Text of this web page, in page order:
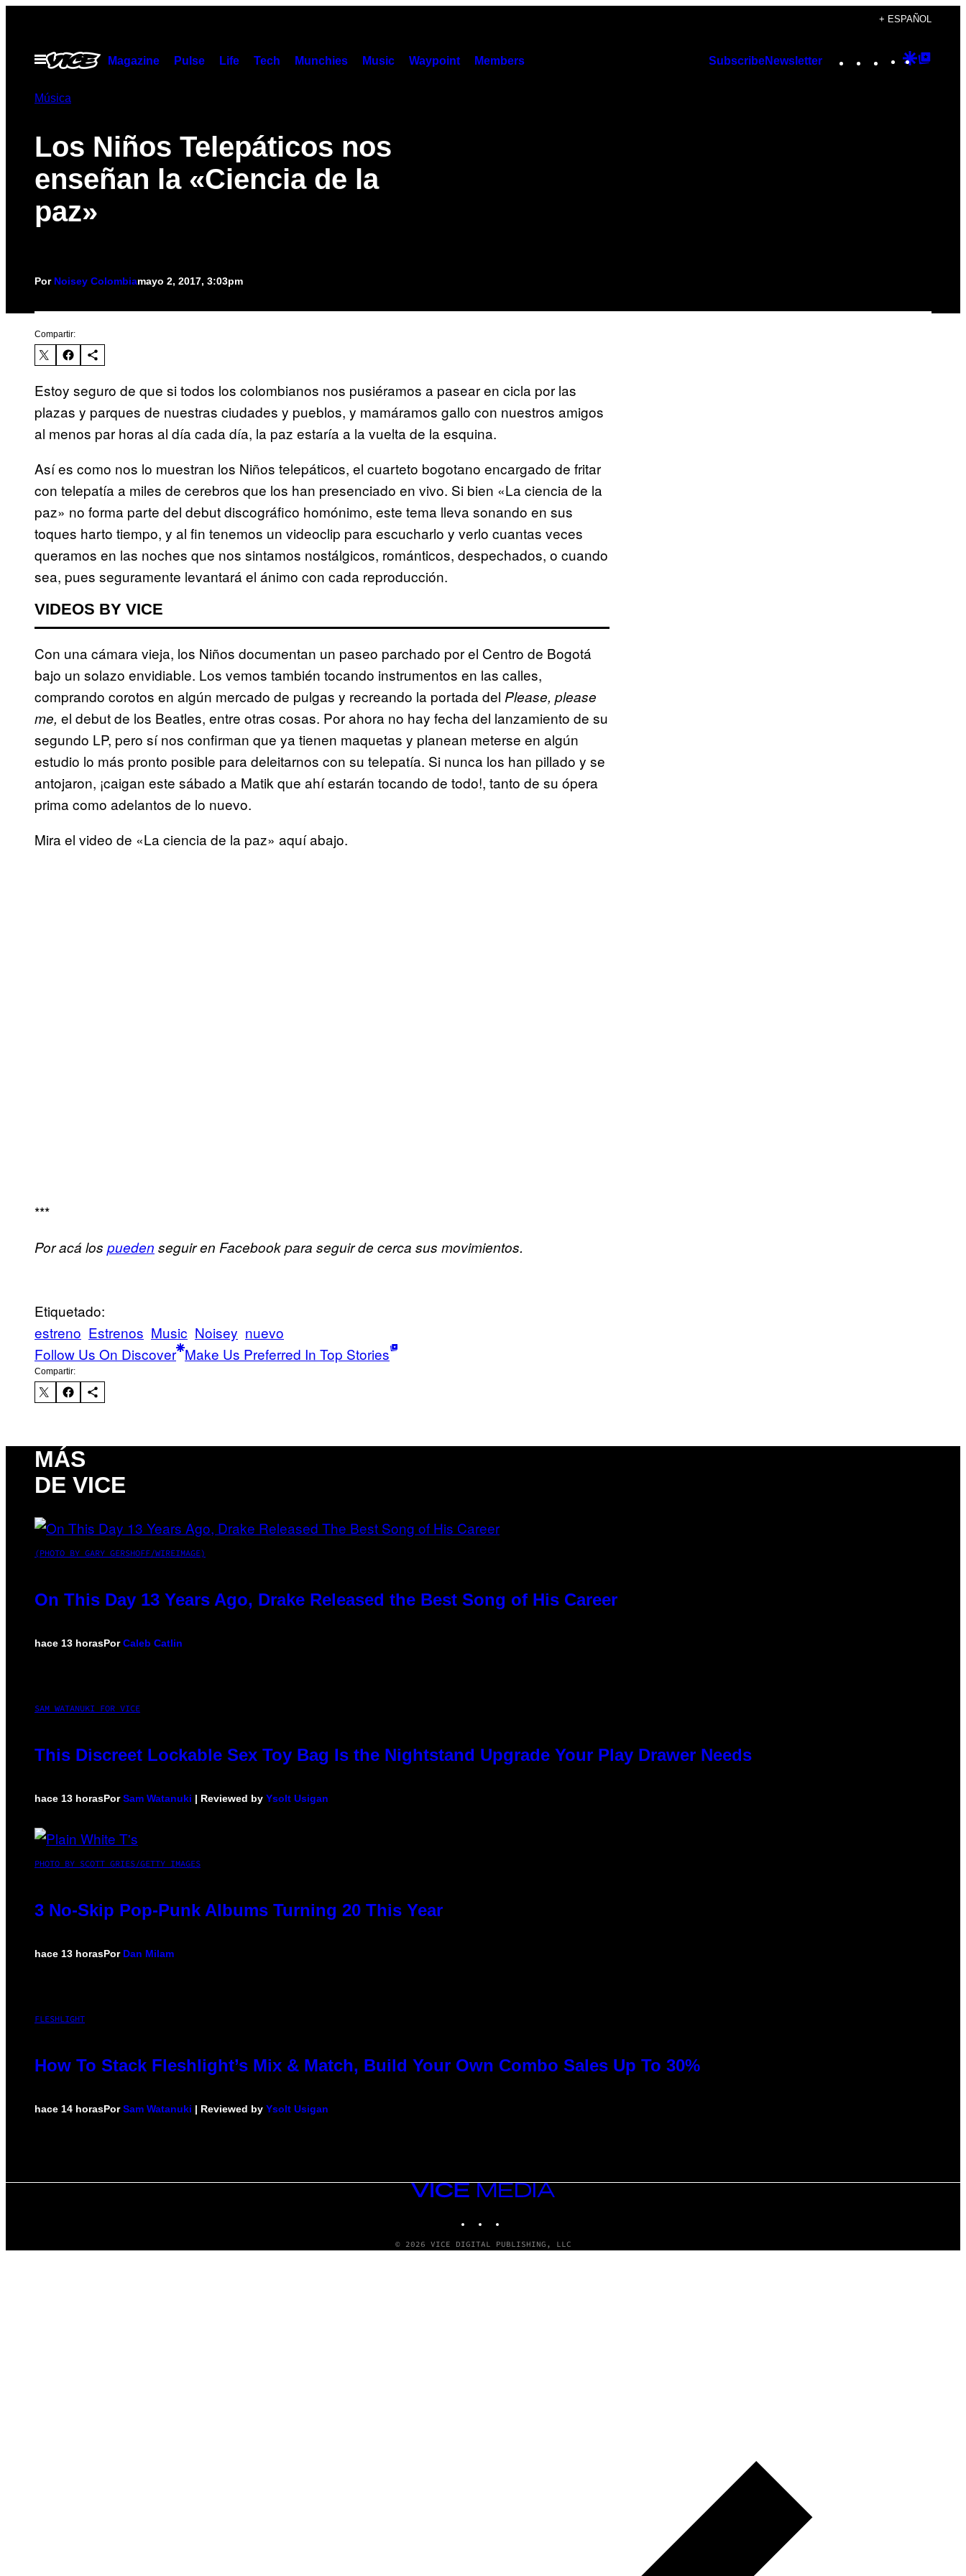
contenido
+ ESPAÑOL
Abrir
Menú
Magazine Pulse Life Tech Munchies Music Waypoint Members SubscribeNewsletter Instagram
TikTok
YouTube
Google
Música
Los Niños Telepáticos nos
enseñan la «Ciencia de la
paz»
Por Noisey Colombiamayo 2, 2017, 3:03pm
Compartir:
Estoy seguro de que si todos los colombianos nos pusiéramos a pasear en cicla por las
plazas y parques de nuestras ciudades y pueblos, y mamáramos gallo con nuestros amigos
al menos par horas al día cada día, la paz estaría a la vuelta de la esquina.
Así es como nos lo muestran los Niños telepáticos, el cuarteto bogotano encargado de fritar
con telepatía a miles de cerebros que los han presenciado en vivo. Si bien «La ciencia de la
paz» no forma parte del debut discográfico homónimo, este tema lleva sonando en sus
toques harto tiempo, y al fin tenemos un videoclip para escucharlo y verlo cuantas veces
queramos en las noches que nos sintamos nostálgicos, románticos, despechados, o cuando
sea, pues seguramente levantará el ánimo con cada reproducción.
VIDEOS BY VICE
Con una cámara vieja, los Niños documentan un paseo parchado por el Centro de Bogotá
bajo un solazo envidiable. Los vemos también tocando instrumentos en las calles,
comprando corotos en algún mercado de pulgas y recreando la portada del Please, please
me, el debut de los Beatles, entre otras cosas. Por ahora no hay fecha del lanzamiento de su
segundo LP, pero sí nos confirman que ya tienen maquetas y planean meterse en algún
estudio lo más pronto posible para deleitarnos con su telepatía. Si nunca los han pillado y se
antojaron, ¡caigan este sábado a Matik que ahí estarán tocando de todo!, tanto de su ópera
prima como adelantos de lo nuevo.
Mira el video de «La ciencia de la paz» aquí abajo.
***
Por acá los pueden seguir en Facebook para seguir de cerca sus movimientos.
Etiquetado:
estreno Estrenos Music Noisey nuevo
Follow Us On Discover Make Us Preferred In Top Stories
Compartir:
MÁS
DE VICE
(PHOTO BY GARY GERSHOFF/WIREIMAGE)
On This Day 13 Years Ago, Drake Released the Best Song of His Career
hace 13 horasPorCaleb Catlin
SAM WATANUKI FOR VICE
This Discreet Lockable Sex Toy Bag Is the Nightstand Upgrade Your Play Drawer Needs
hace 13 horasPorSam Watanuki | Reviewed by Ysolt Usigan
PHOTO BY SCOTT GRIES/GETTY IMAGES
3 No-Skip Pop-Punk Albums Turning 20 This Year
hace 13 horasPor Dan Milam
FLESHLIGHT
How To Stack Fleshlight’s Mix & Match, Build Your Own Combo Sales Up To 30%
hace 14 horasPorSam Watanuki | Reviewed by Ysolt Usigan
VICE
MEDIA
© 2026 VICE DIGITAL PUBLISHING, LLC